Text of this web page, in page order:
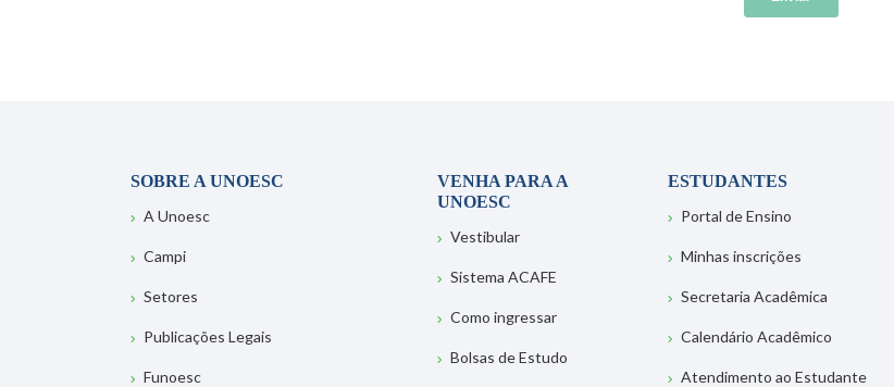
SOBRE A UNOESC
A Unoesc
Campi
Setores
Publicações Legais
Funoesc
VENHA PARA A
UNOESC
Vestibular
Sistema ACAFE
Como ingressar
Bolsas de Estudo
ESTUDANTES
Portal de Ensino
Minhas inscrições
Secretaria Acadêmica
Calendário Acadêmico
Atendimento ao Estudante